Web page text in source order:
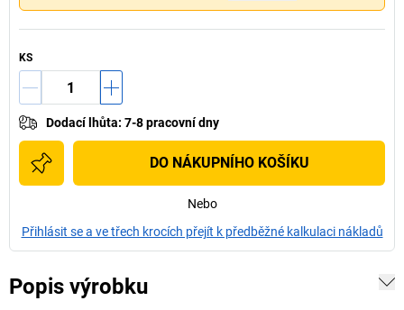
KS
Dodací lhůta: 7-8 pracovní dny
DO NÁKUPNÍHO KOŠÍKU
Nebo
Přihlásit se a ve třech krocích přejít k předběžné kalkulaci nákladů
Popis výrobku